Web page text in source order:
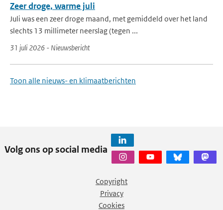
Zeer droge, warme juli
Juli was een zeer droge maand, met gemiddeld over het land
slechts 13 millimeter neerslag (tegen ...
31 juli 2026 - Nieuwsbericht
Toon alle nieuws- en klimaatberichten
Volg ons op social media
Copyright
Privacy
Cookies